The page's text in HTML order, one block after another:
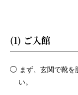
(1) ご入館
まず、玄関で靴
い。